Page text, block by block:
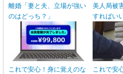
離婚「妻と夫、立場が強い
のはどっち？」
美人局被
すればい
これで安心！身に覚えのな
これで安